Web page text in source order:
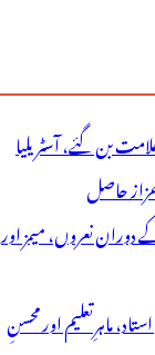
بن گئے، آسٹریلیا
حاصل
نعروں، میمز اور
ماہرِتعلیم اور محسنِ